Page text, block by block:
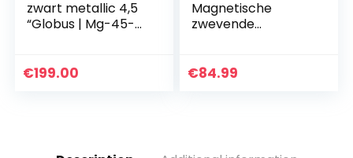
zwart metallic 4,5
“Globus | Mg-45-
€199.00
Magnetische
zwevende
levitatie Auto-
€84.99